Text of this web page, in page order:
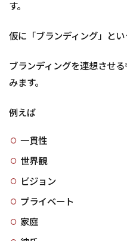
す。
仮に「ブランディング」と
ブランディングを連想させ
みます。
例えば
一貫性
世界観
ビジョン
プライベート
家庭